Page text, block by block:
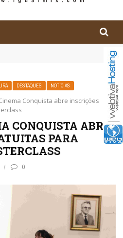
baianos representam o Brasil no
DESTAQUES NOTÍCIAS
Conquista abre inscrições
CONQUISTA ABRE
PARA
0